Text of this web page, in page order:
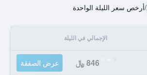
/أرخص سعر الليلة الواحدة
الإجمالي في الليلة
846 ﷼ عرض الصفقة